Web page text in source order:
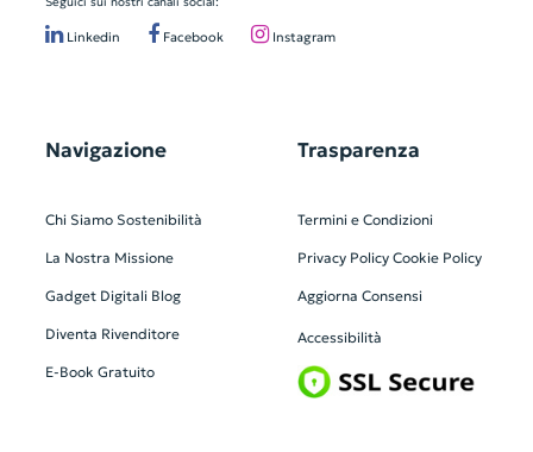
Linkedin Facebook Instagram
Navigazione
Chi Siamo Sostenibilità
La Nostra Missione
Gadget Digitali Blog
Diventa Rivenditore
E-Book Gratuito
Trasparenza
Termini e Condizioni
Privacy Policy Cookie Policy
Aggiorna Consensi
Accessibilità